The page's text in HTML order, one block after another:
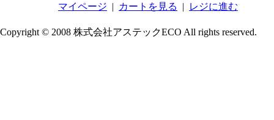
マイページ | カートを見る | レジに進む
Copyright © 2008 株式会社アステックECO All rights reserved.